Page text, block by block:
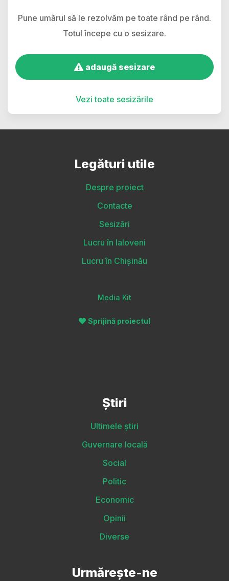
Pune umărul să le rezolvăm pe toate rând pe rând.
Totul începe cu o sesizare.
adaugă sesizare
Vezi toate sesizările
Legături utile
Despre proiect
Contacte
Sesizări
Lucru în Ialoveni
Lucru în Chișinău
Media Kit
Sprijină proiectul
Știri
Ultimele știri
Guvernare locală
Social
Politic
Economic
Opinii
Diverse
Urmărește-ne